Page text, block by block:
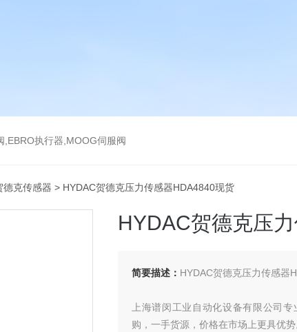
,EBRO执行器,MOOG伺服阀
德克传感器 > HYDAC贺德克压力传感器HDA4840现货
HYDAC贺德克压
简要描述： HYDAC贺德克压力传感器
上海谱闵工业自动化设备有限公司
购，一手货源，价格在市场上更具优